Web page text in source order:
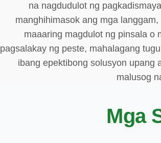
na nagdudulot ng
manghihimasok ang mga
maaaring magdulot ng pinsala o
pagsalakay ng peste, mahalagang
ibang epektibong solusyon upang
malusog
Mga